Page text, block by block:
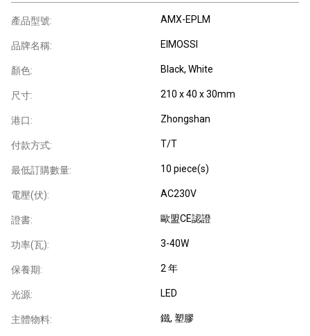
產品型號: AMX-EPLM
品牌名稱: EIMOSSI
顏色: Black, White
尺寸: 210 x 40 x 30mm
港口: Zhongshan
付款方式: T/T
最低訂購數量: 10 piece(s)
電壓(伏): AC230V
證書: 歐盟CE認證
功率(瓦): 3-40W
保養期: 2 年
光源: LED
主體物料: 鐵, 塑膠